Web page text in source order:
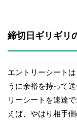
締切日ギリギリ
エントリーシート
うに余裕を持って
リーシートを速達
えば、やはり相手